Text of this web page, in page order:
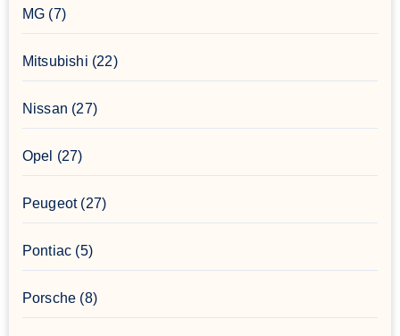
MG (7)
Mitsubishi (22)
Nissan (27)
Opel (27)
Peugeot(27)
Pontiac (5)
Porsche (8)